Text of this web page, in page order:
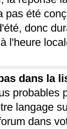
pas été
donc
l'heure
dans la
probables
langage
dans